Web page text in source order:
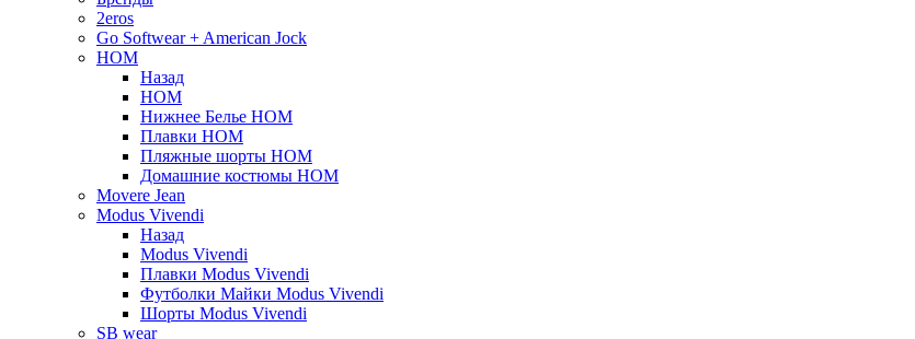
2eros
Go Softwear + American Jock
HOM
Назад
HOM
Нижнее Белье HOM
Плавки HOM
Пляжные шорты HOM
Домашние костюмы HOM
Movere Jean
Modus Vivendi
Назад
Modus Vivendi
Плавки Modus Vivendi
Футболки Майки Modus Vivendi
Шорты Modus Vivendi
SB wear